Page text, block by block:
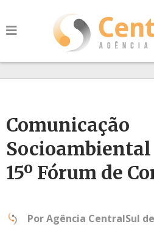
Comunicação
15º Fórum de
PorAgência CentralSul